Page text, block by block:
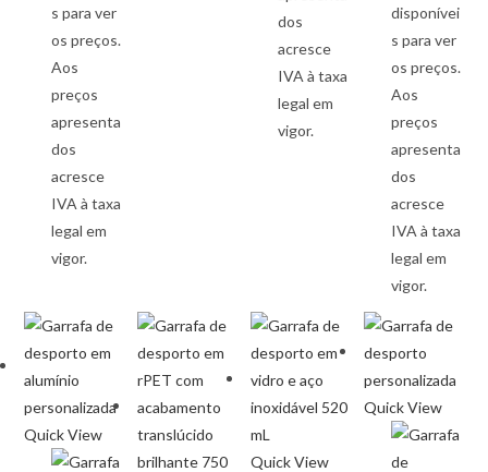
s para ver
os preços.
Aos
preços
apresenta
dos
acresce
IVA à taxa
legal em
vigor.
dos
acresce
IVA à taxa
legal em
vigor.
disponívei
s para ver
os preços.
Aos
preços
apresenta
dos
acresce
IVA à taxa
legal em
vigor.
Quick View
Quick View
Quick View